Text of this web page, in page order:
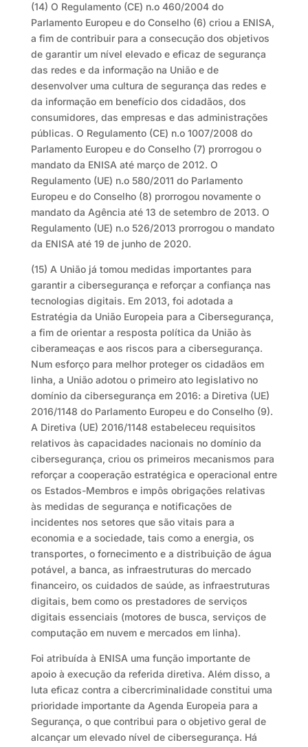
(14) O Regulamento (CE) n.o 460/2004 do
Parlamento Europeu e do Conselho (6) criou a ENISA,
a fim de contribuir para a consecução dos objetivos
de garantir um nível elevado e eficaz de segurança
das redes e da informação na União e de
desenvolver uma cultura de segurança das redes e
da informação em benefício dos cidadãos, dos
consumidores, das empresas e das administrações
públicas. O Regulamento (CE) n.o 1007/2008 do
Parlamento Europeu e do Conselho (7) prorrogou o
mandato da ENISA até março de 2012. O
Regulamento (UE) n.o 580/2011 do Parlamento
Europeu e do Conselho (8) prorrogou novamente o
mandato da Agência até 13 de setembro de 2013. O
Regulamento (UE) n.o 526/2013 prorrogou o mandato
da ENISA até 19 de junho de 2020.
(15) A União já tomou medidas importantes para
garantir a cibersegurança e reforçar a confiança nas
tecnologias digitais. Em 2013, foi adotada a
Estratégia da União Europeia para a Cibersegurança,
a fim de orientar a resposta política da União às
ciberameaças e aos riscos para a cibersegurança.
Num esforço para melhor proteger os cidadãos em
linha, a União adotou o primeiro ato legislativo no
domínio da cibersegurança em 2016: a Diretiva (UE)
2016/1148 do Parlamento Europeu e do Conselho (9).
A Diretiva (UE) 2016/1148 estabeleceu requisitos
relativos às capacidades nacionais no domínio da
cibersegurança, criou os primeiros mecanismos para
reforçar a cooperação estratégica e operacional entre
os Estados-Membros e impôs obrigações relativas
às medidas de segurança e notificações de
incidentes nos setores que são vitais para a
economia e a sociedade, tais como a energia, os
transportes, o fornecimento e a distribuição de água
potável, a banca, as infraestruturas do mercado
financeiro, os cuidados de saúde, as infraestruturas
digitais, bem como os prestadores de serviços
digitais essenciais (motores de busca, serviços de
computação em nuvem e mercados em linha).
Foi atribuída à ENISA uma função importante de
apoio à execução da referida diretiva. Além disso, a
luta eficaz contra a cibercriminalidade constitui uma
prioridade importante da Agenda Europeia para a
Segurança, o que contribui para o objetivo geral de
alcançar um elevado nível de cibersegurança. Há